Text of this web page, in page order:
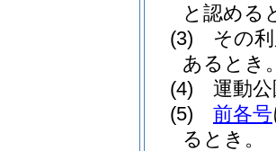
と認める
(3)
その
あるとき
(4)
運動
(5)
前各号
るとき。